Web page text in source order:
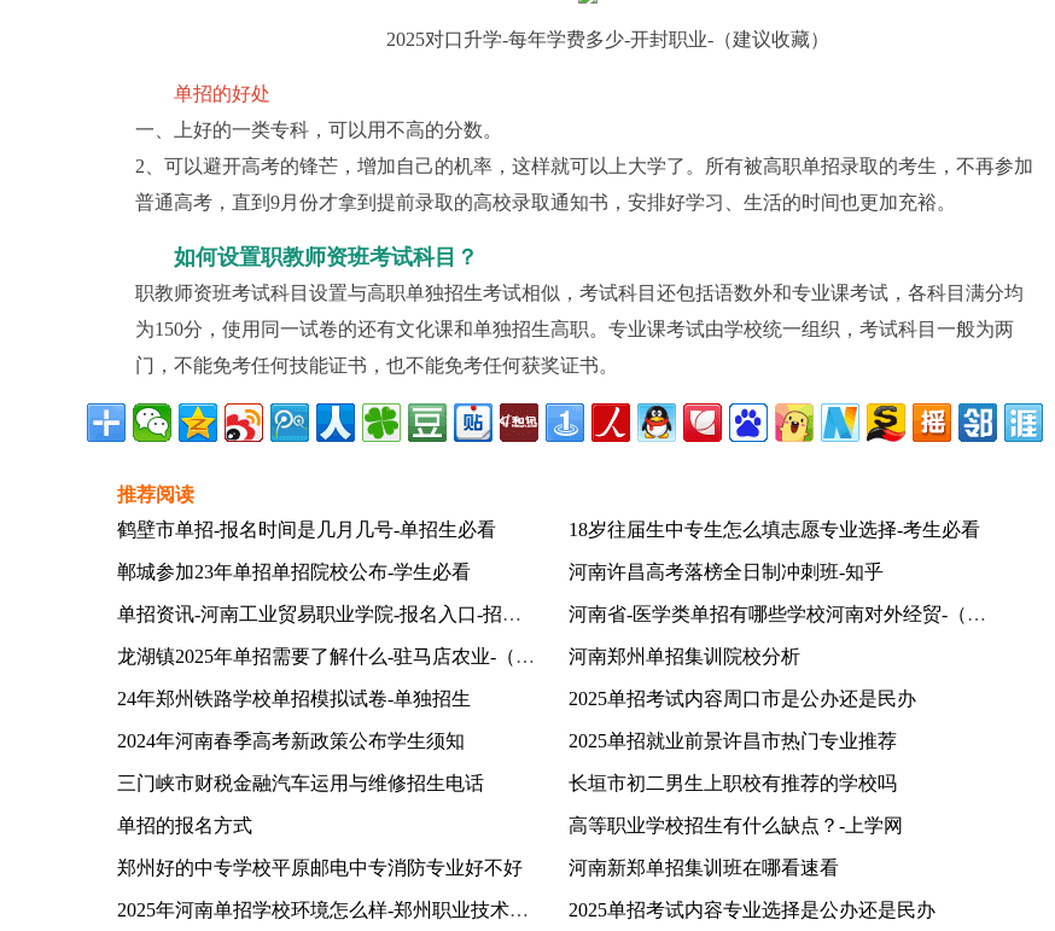
2025对口升学-每年学费多少-开封职业-（建议收藏）
单招的好处
一、上好的一类专科，可以用不高的分数。
2、可以避开高考的锋芒，增加自己的机率，这样就可以上大学了。所有被高职单招录取的考生，不再参加
普通高考，直到9月份才拿到提前录取的高校录取通知书，安排好学习、生活的时间也更加充裕。
如何设置职教师资班考试科目？
职教师资班考试科目设置与高职单独招生考试相似，考试科目还包括语数外和专业课考试，各科目满分均
为150分，使用同一试卷的还有文化课和单独招生高职。专业课考试由学校统一组织，考试科目一般为两
门，不能免考任何技能证书，也不能免考任何获奖证书。
推荐阅读
鹤壁市单招-报名时间是几月几号-单招生必看
18岁往届生中专生怎么填志愿专业选择-考生必看
郸城参加23年单招单招院校公布-学生必看 河南许昌高考落榜全日制冲刺班-知乎
单招资讯-河南工业贸易职业学院-报名入口-招生简章 河南省-医学类单招有哪些学校河南对外经贸-（建议收藏）
龙湖镇2025年单招需要了解什么-驻马店农业-（学姐推荐） 河南郑州单招集训院校分析
24年郑州铁路学校单招模拟试卷-单独招生 2025单招考试内容周口市是公办还是民办
2024年河南春季高考新政策公布学生须知 2025单招就业前景许昌市热门专业推荐
三门峡市财税金融汽车运用与维修招生电话 长垣市初二男生上职校有推荐的学校吗
单招的报名方式 高等职业学校招生有什么缺点？-上学网
郑州好的中专学校平原邮电中专消防专业好不好 河南新郑单招集训班在哪看速看
2025年河南单招学校环境怎么样-郑州职业技术学院-（建议收藏） 2025单招考试内容专业选择是公办还是民办